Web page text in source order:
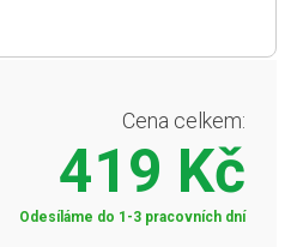
Cena celkem:
419 Kč
Odesíláme do 1-3 pracovních dní